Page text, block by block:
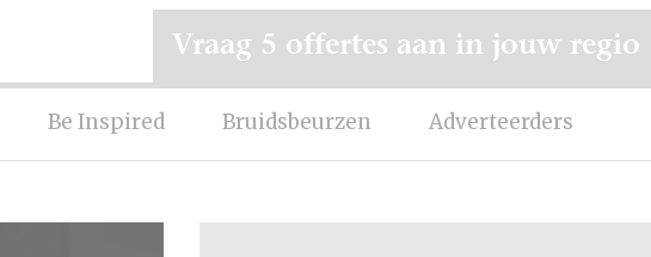
Be Inspired Bruidsbeurzen Adverteerders
Vraag 5 offertes aan in jouw regio